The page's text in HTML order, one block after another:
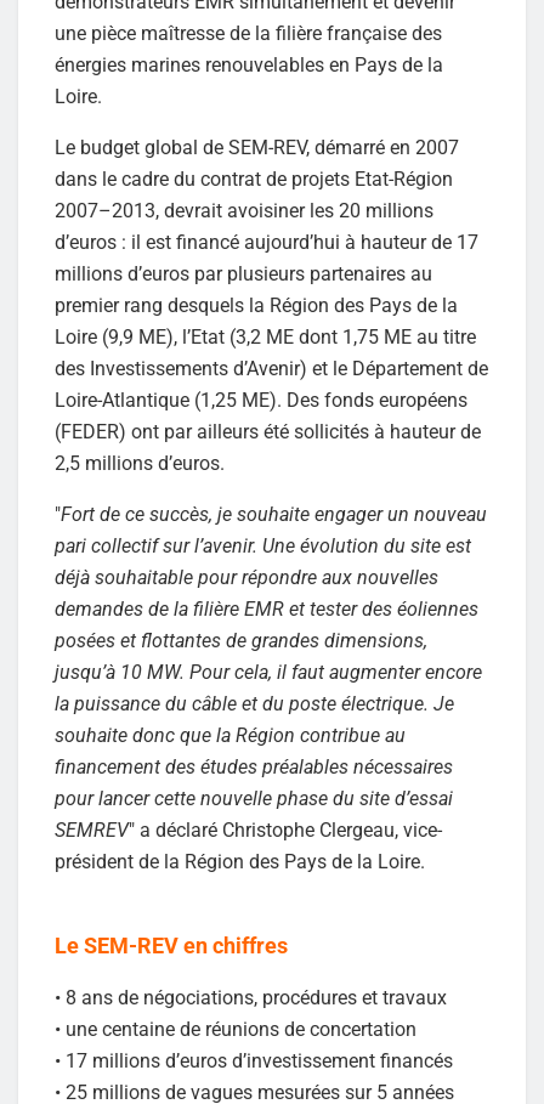
une pièce maîtresse de la filière française des
énergies marines renouvelables en Pays de la
Loire.
Le budget global de SEM-REV, démarré en 2007
dans le cadre du contrat de projets Etat-Région
2007–2013, devrait avoisiner les 20 millions
d’euros : il est financé aujourd’hui à hauteur de 17
millions d’euros par plusieurs partenaires au
premier rang desquels la Région des Pays de la
Loire (9,9 ME), l’Etat (3,2 ME dont 1,75 ME au titre
des Investissements d’Avenir) et le Département de
Loire-Atlantique (1,25 ME). Des fonds européens
(FEDER) ont par ailleurs été sollicités à hauteur de
2,5 millions d’euros.
"Fort de ce succès, je souhaite engager un nouveau
pari collectif sur l’avenir. Une évolution du site est
déjà souhaitable pour répondre aux nouvelles
demandes de la filière EMR et tester des éoliennes
posées et flottantes de grandes dimensions,
jusqu’à 10 MW. Pour cela, il faut augmenter encore
la puissance du câble et du poste électrique. Je
souhaite donc que la Région contribue au
financement des études préalables nécessaires
pour lancer cette nouvelle phase du site d’essai
SEMREV" a déclaré Christophe Clergeau, vice-
président de la Région des Pays de la Loire.
Le SEM-REV en chiffres
• 8 ans de négociations, procédures et travaux
• une centaine de réunions de concertation
• 17 millions d’euros d’investissement financés
• 25 millions de vagues mesurées sur 5 années